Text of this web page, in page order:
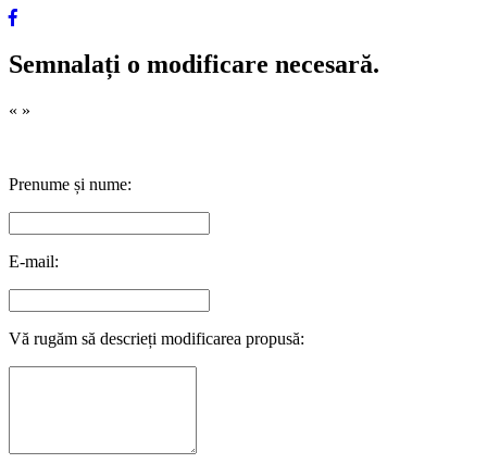
Semnalați o modificare necesară.
« »
Prenume și nume:
E-mail:
Vă rugăm să descrieți modificarea propusă: